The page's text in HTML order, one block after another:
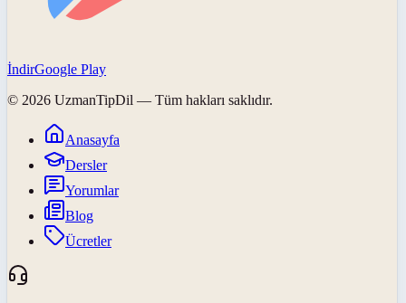
İndirGoogle Play
© 2026 UzmanTipDil — Tüm hakları saklıdır.
Anasayfa
Dersler
Yorumlar
Blog
Ücretler